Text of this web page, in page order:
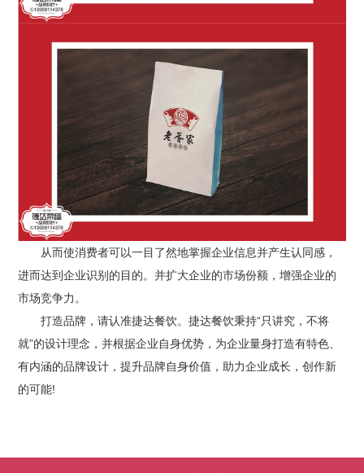
从而使消费者可以一目了然地掌握企业信息并产生认同感，
进而达到企业识别的目的。并扩大企业的市场份额，增强企业的
市场竞争力。
打造品牌，请认准捷达餐饮。捷达餐饮秉持“只讲究，不将
就”的设计理念，并根据企业自身优势，为企业量身打造有特色、
有内涵的品牌设计，提升品牌自身价值，助力企业成长，创作新
的可能!